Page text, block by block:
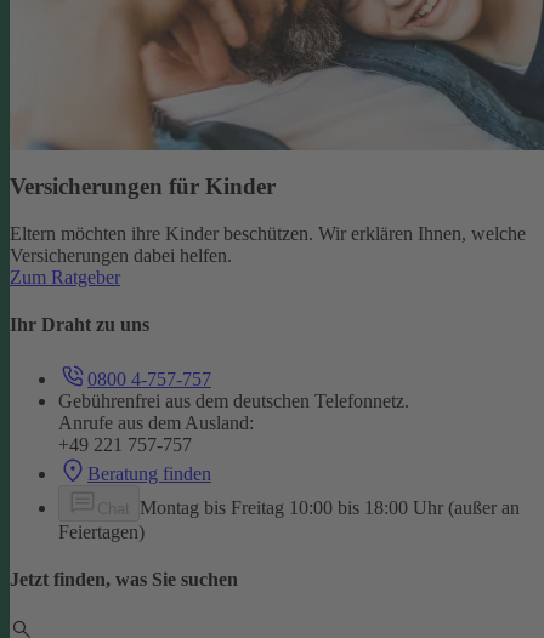
Versicherungen für Kinder
Eltern möchten ihre Kinder beschützen. Wir erklären Ihnen, welche
Versicherungen dabei helfen.
Zum Ratgeber
Ihr Draht zu uns
0800 4-757-757
Gebührenfrei aus dem deutschen Telefonnetz.
Anrufe aus dem Ausland:
+49 221 757-757
Beratung finden
Montag bis Freitag 10:00 bis 18:00 Uhr (außer an
Feiertagen)
Jetzt finden, was Sie suchen